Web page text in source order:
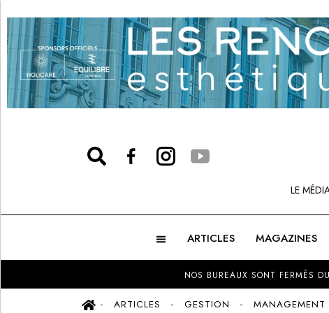
LE
ARTICLES MAGAZINES
NOS BUREAUX SONT FERMÉS
ARTICLES GESTION MANAGEMENT